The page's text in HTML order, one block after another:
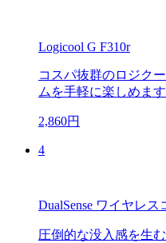
Logicool G F310r
コスパ抜群のロジク
ムを手軽に楽しめます
2,860円
4
DualSense ワイヤレ
圧倒的な没入感を生